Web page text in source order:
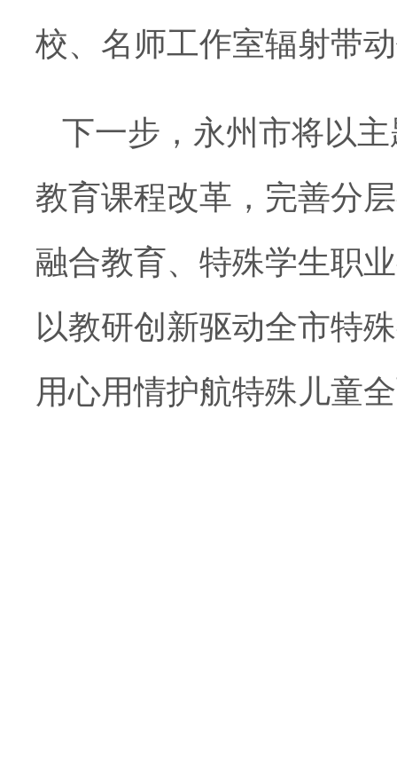
校、名师工作室辐射带
下一步，永州市将以
教育课程改革，完善分
融合教育、特殊学生职
以教研创新驱动全市特
用心用情护航特殊儿童